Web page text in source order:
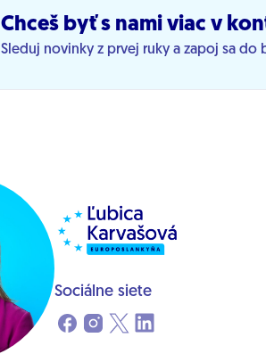
Chceš byť s nami viac v
Sleduj novinky z prvej ruky a zapoj sa do
Sociálne siete